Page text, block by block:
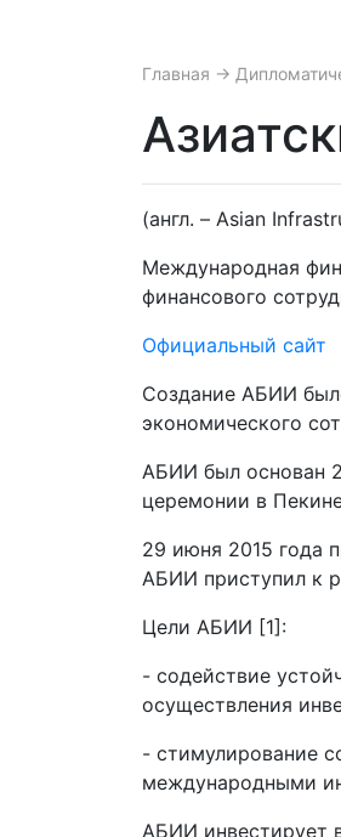
Главная →
(англ. – Asian
Международная
финансового
Официальный сайт
Создание АБИИ
экономического
АБИИ был основан
церемонии в
29 июня 2015 года
АБИИ приступил к
Цели АБИИ [1]:
- содействие
осуществления
- стимулирование
международными
АБИИ инвестирует